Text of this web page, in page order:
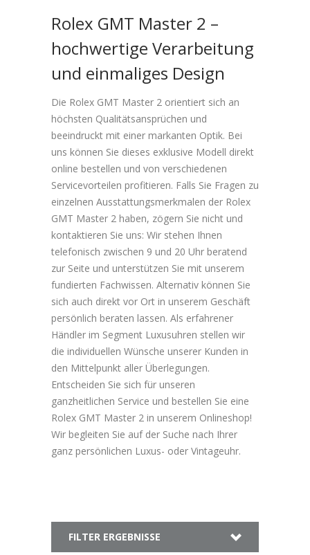
Rolex GMT Master 2 –
hochwertige Verarbeitung
und einmaliges Design
Die Rolex GMT Master 2 orientiert sich an
höchsten Qualitätsansprüchen und
beeindruckt mit einer markanten Optik. Bei
uns können Sie dieses exklusive Modell direkt
online bestellen und von verschiedenen
Servicevorteilen profitieren. Falls Sie Fragen zu
einzelnen Ausstattungsmerkmalen der Rolex
GMT Master 2 haben, zögern Sie nicht und
kontaktieren Sie uns: Wir stehen Ihnen
telefonisch zwischen 9 und 20 Uhr beratend
zur Seite und unterstützen Sie mit unserem
fundierten Fachwissen. Alternativ können Sie
sich auch direkt vor Ort in unserem Geschäft
persönlich beraten lassen. Als erfahrener
Händler im Segment Luxusuhren stellen wir
die individuellen Wünsche unserer Kunden in
den Mittelpunkt aller Überlegungen.
Entscheiden Sie sich für unseren
ganzheitlichen Service und bestellen Sie eine
Rolex GMT Master 2 in unserem Onlineshop!
Wir begleiten Sie auf der Suche nach Ihrer
ganz persönlichen Luxus- oder Vintageuhr.
FILTER ERGEBNISSE